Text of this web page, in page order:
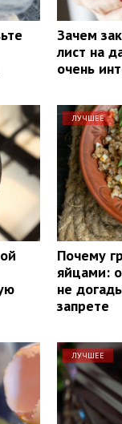
Зачем
лист на
очень
ЛУЧШЕЕ
Почему
яйцами:
не
запрете
ЛУЧШЕЕ